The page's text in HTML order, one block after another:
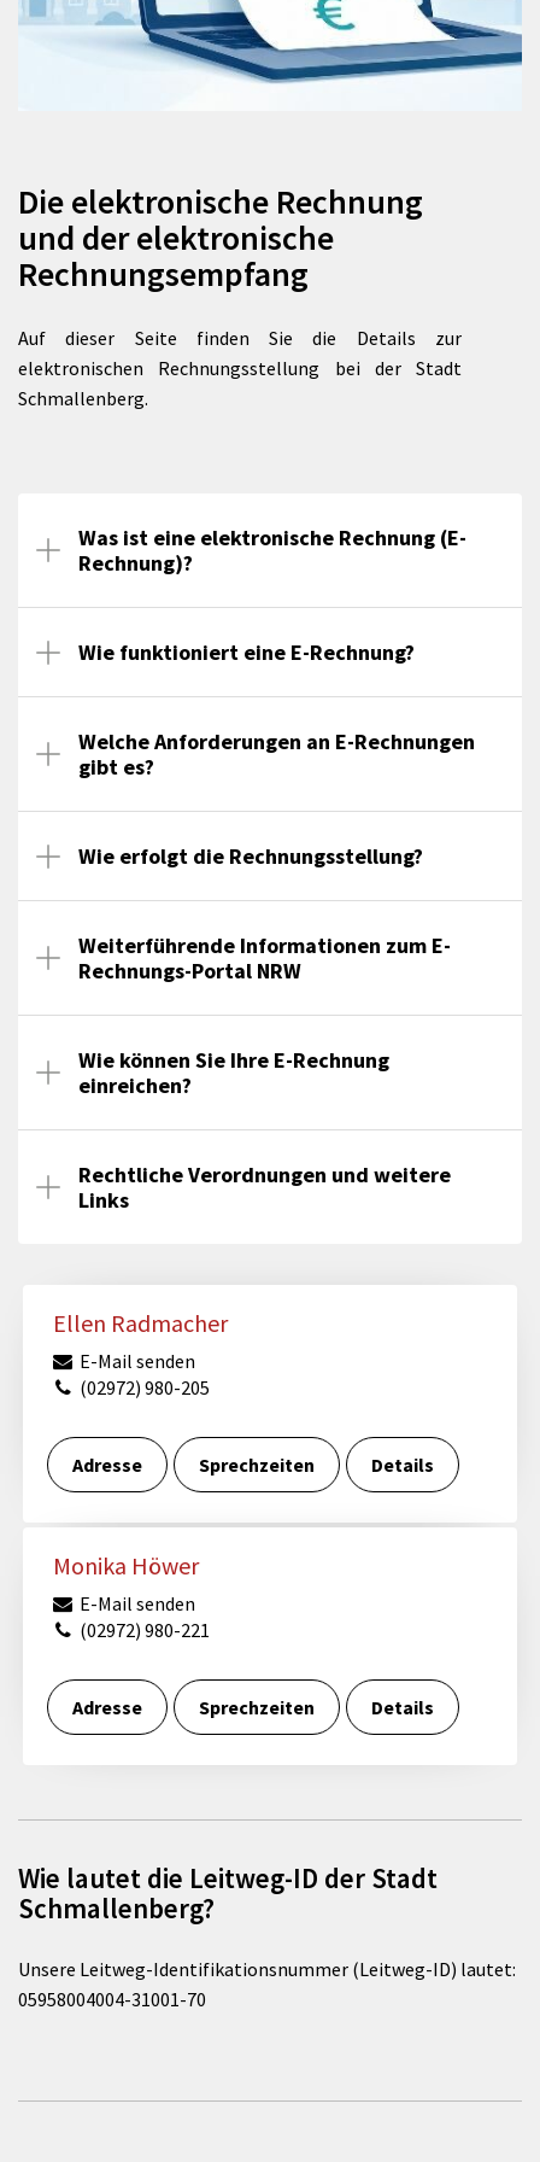
Die elektronische Rechnung
und der elektronische
Rechnungsempfang
Auf dieser Seite finden Sie die Details zur
elektronischen Rechnungsstellung bei der Stadt
Schmallenberg.
Was ist eine elektronische Rechnung (E-
Rechnung)?
Wie funktioniert eine E-Rechnung?
Welche Anforderungen an E-Rechnungen
gibt es?
Wie erfolgt die Rechnungsstellung?
Weiterführende Informationen zum E-
Rechnungs-Portal NRW
Wie können Sie Ihre E-Rechnung
einreichen?
Rechtliche Verordnungen und weitere
Links
Ellen Radmacher
E-Mail senden
(02972) 980-205
Adresse Sprechzeiten Details
Monika Höwer
E-Mail senden
(02972) 980-221
Adresse Sprechzeiten Details
Wie lautet die Leitweg-ID der Stadt
Schmallenberg?
Unsere Leitweg-Identifikationsnummer (Leitweg-ID) lautet:
05958004004-31001-70